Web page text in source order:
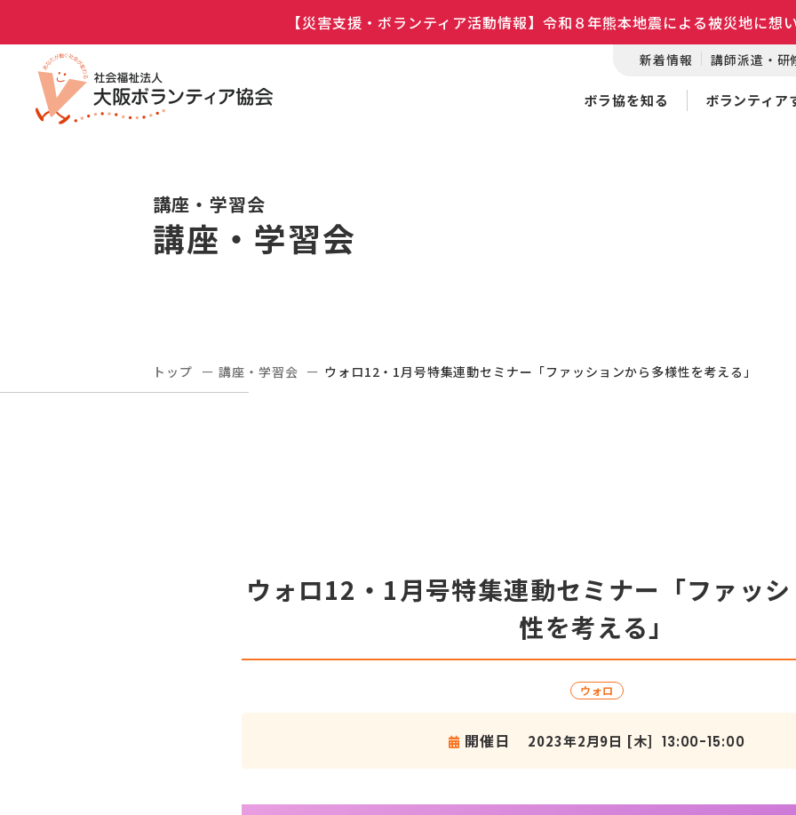
【災害支援・ボランティア活動情報】令和８年熊本地震による被災地に想
新着情報 講師派遣・研
ボラ協を知る ボランティア
講座・学習会
講座・学習会
トップ 講座・学習会 ウォロ12・1月号特集連動セミナー「ファッションから多様性を考える」
ウォロ12・1月号特集連動セミナー「ファッ
性を考える」
ウォロ
開催日 2023年2月9日 [木] 13:00-15:00